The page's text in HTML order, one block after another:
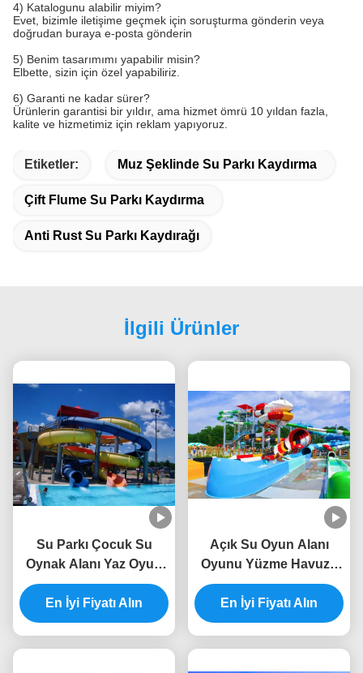
4) Katalogunu alabilir miyim?
Evet, bizimle iletişime geçmek için soruşturma gönderin veya
doğrudan buraya e-posta gönderin
5) Benim tasarımımı yapabilir misin?
Elbette, sizin için özel yapabiliriz.
6) Garanti ne kadar sürer?
Ürünlerin garantisi bir yıldır, ama hizmet ömrü 10 yıldan fazla,
kalite ve hizmetimiz için reklam yapıyoruz.
Etiketler: Muz Şeklinde Su Parkı Kaydırma
Çift Flume Su Parkı Kaydırma
Anti Rust Su Parkı Kaydırağı
İlgili Ürünler
Su Parkı Çocuk Su
Oynak Alanı Yaz Oyun
Ekipmanı Su Kaydırma
En İyi Fiyatı Alın
Açık Su Oyun Alanı
Oyunu Yüzme Havuzu
için Cam Elyaf
Kaydırma
En İyi Fiyatı Alın